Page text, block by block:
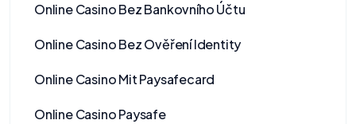
Online Casino Bez Bankovního Účtu
Online Casino Bez Ověření Identity
Online Casino Mit Paysafecard
Online Casino Paysafe